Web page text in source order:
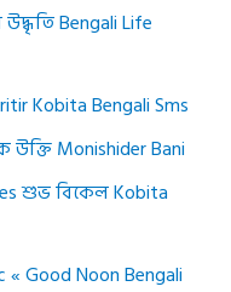
Bengali Life
Kobita Bengali Sms
উক্তি Monishider Bani
শুভ বিকেল Kobita
« Good Noon Bengali